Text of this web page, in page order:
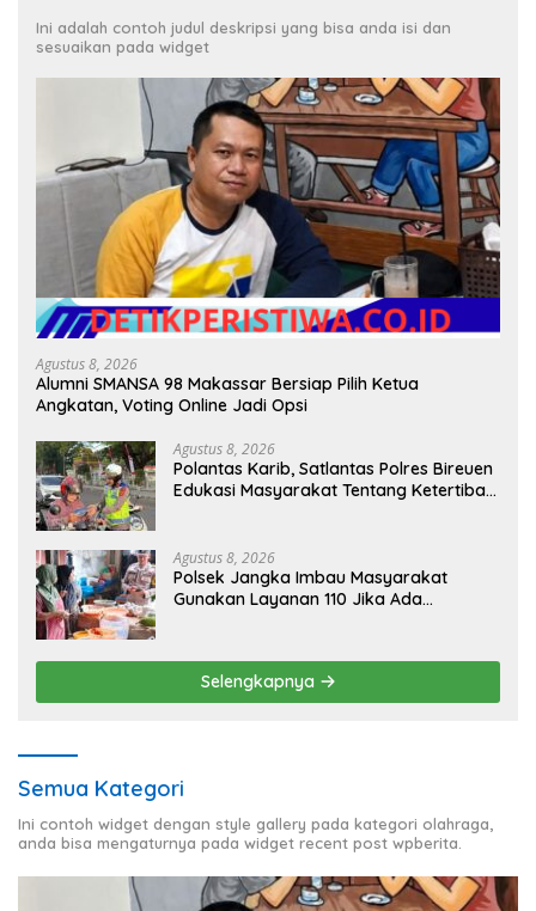
Ini adalah contoh judul deskripsi yang bisa anda isi dan
sesuaikan pada widget
Agustus 8, 2026
Alumni SMANSA 98 Makassar Bersiap Pilih Ketua
Angkatan, Voting Online Jadi Opsi
Agustus 8, 2026
Polantas Karib, Satlantas Polres Bireuen
Edukasi Masyarakat Tentang Ketertiban
Agustus 8, 2026
Polsek Jangka Imbau Masyarakat
Gunakan Layanan 110 Jika Ada
Selengkapnya
Semua Kategori
Ini contoh widget dengan style gallery pada kategori olahraga,
anda bisa mengaturnya pada widget recent post wpberita.